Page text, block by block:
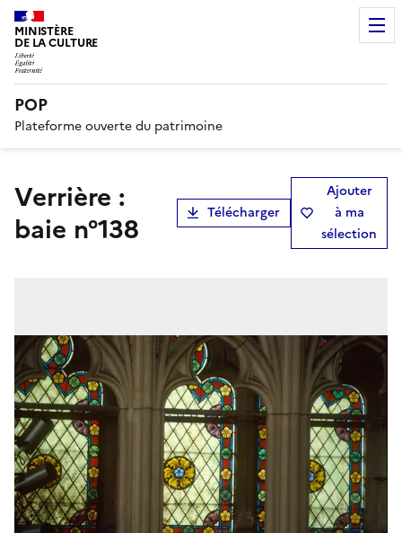
MINISTÈRE
DE LA CULTURE
POP
Plateforme ouverte du patrimoine
verrière :
baie n°138
Télécharger
Ajouter
à ma
sélection